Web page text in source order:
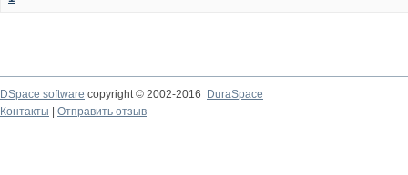
DSpace software copyright © 2002-2016
DuraSpace
Контакты
Отправить отзыв